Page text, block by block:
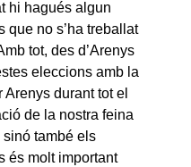
hi hagués algun
que no s’ha treballat
tot, des d’Arenys
eleccions amb la
durant tot el
de la nostra feina
sinó també els
és molt important